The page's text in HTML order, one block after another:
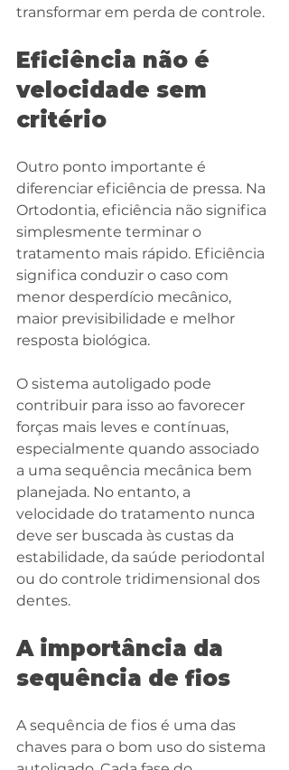
transformar em perda de controle.
Eficiência não é
velocidade sem
critério
Outro ponto importante é
diferenciar eficiência de pressa. Na
Ortodontia, eficiência não significa
simplesmente terminar o
tratamento mais rápido. Eficiência
significa conduzir o caso com
menor desperdício mecânico,
maior previsibilidade e melhor
resposta biológica.
O sistema autoligado pode
contribuir para isso ao favorecer
forças mais leves e contínuas,
especialmente quando associado
a uma sequência mecânica bem
planejada. No entanto, a
velocidade do tratamento nunca
deve ser buscada às custas da
estabilidade, da saúde periodontal
ou do controle tridimensional dos
dentes.
A importância da
sequência de fios
A sequência de fios é uma das
chaves para o bom uso do sistema